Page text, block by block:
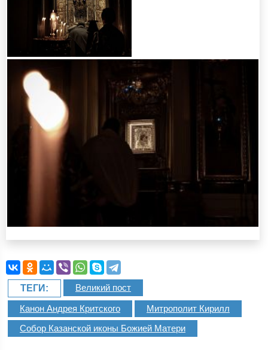
ТЕГИ: Великий пост
Канон Андрея Критского
Митрополит Кирилл
Собор Казанской иконы Божией Матери